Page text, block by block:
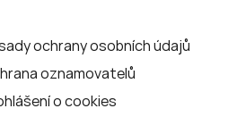
ochrany osobních údajů
oznamovatelů
o cookies